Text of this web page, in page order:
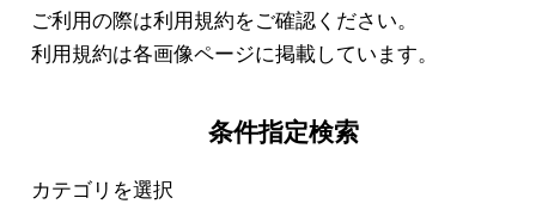
ご利用の際は利用規約をご確認ください。
利用規約は各画像ページに掲載しています。
条件指定検索
カテゴリを選択